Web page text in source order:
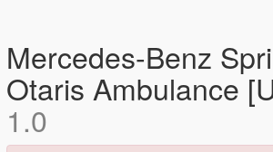
Mercedes-Benz
Otaris Ambulance
1.0